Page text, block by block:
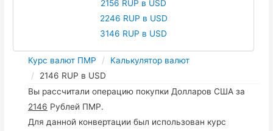
2156 RUP в USD
2246 RUP в USD
3146 RUP в USD
Курс валют ПМР
Калькулятор валют
2146 RUP в USD
Вы рассчитали операцию покупки Долларов США за
2146 Рублей ПМР.
Для данной конвертации был использован курс